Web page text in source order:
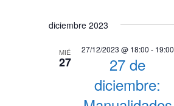
fecha.
diciembre 2023
MIÉ
27
27 de
diciembre:
27/12/2023 @ 18:00 - 19:00